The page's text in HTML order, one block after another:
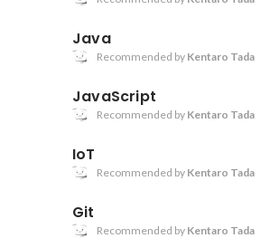
Java
Recommended by Kentaro Tada
JavaScript
Recommended by Kentaro Tada
IoT
Recommended by Kentaro Tada
Git
Recommended by Kentaro Tada